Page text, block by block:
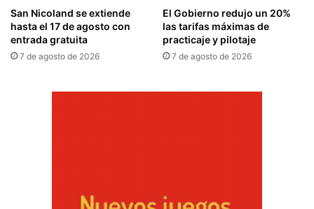
San Nicoland se extiende
hasta el 17 de agosto con
entrada gratuita
7 de agosto de 2026
El Gobierno redujo un 20%
las tarifas máximas de
practicaje y pilotaje
7 de agosto de 2026